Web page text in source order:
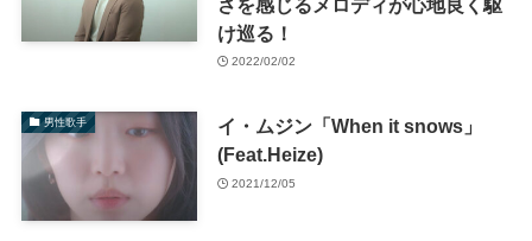
さを感じるメロディが心地良く駆
け巡る！
2022/02/02
男性歌手
イ・ムジン「When it snows」
(Feat.Heize)
2021/12/05